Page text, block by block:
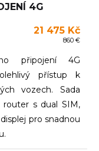
4G
21 475 Kč
860 €
připojení 4G
přístup k
vozech. Sada
router s dual SIM,
pro snadnou